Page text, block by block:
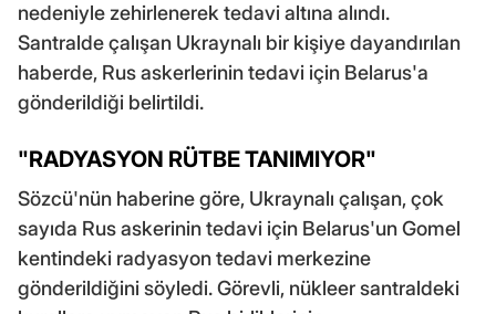
nedeniyle zehirlenerek tedavi altına alındı.
Santralde çalışan Ukraynalı bir kişiye dayandırılan
haberde, Rus askerlerinin tedavi için Belarus'a
gönderildiği belirtildi.
"RADYASYON RÜTBE TANIMIYOR"
Sözcü'nün haberine göre, Ukraynalı çalışan, çok
sayıda Rus askerinin tedavi için Belarus'un Gomel
kentindeki radyasyon tedavi merkezine
gönderildiğini söyledi. Görevli, nükleer santraldeki